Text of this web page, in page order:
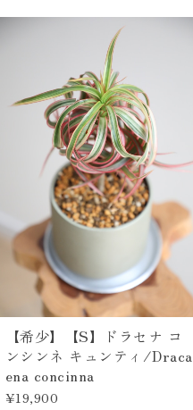
【希少】【S】ドラセナ コ
ンシンネ キュンティ/Draca
ena concinna
¥19,900